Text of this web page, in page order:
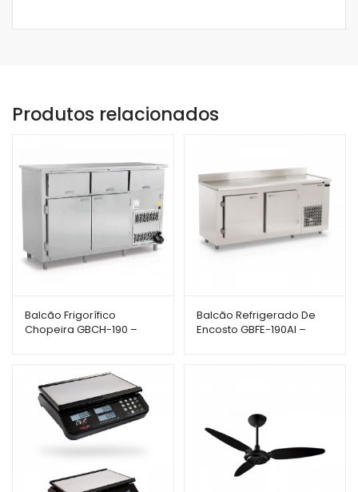
Produtos relacionados
Balcão Frigorífico
Chopeira GBCH-190 –
Balcão Refrigerado De
Encosto GBFE-190AI –